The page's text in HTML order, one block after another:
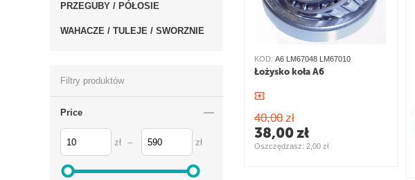
KOD: A6 LM67048 LM67010
Łożysko koła A6
40,00 zł
38,00zł
Oszczędzasz: 2,00 zł
PRZEGUBY / PÓŁOSIE
WAHACZE / TULEJE / SWORZNIE
Filtry produktów
Price
zł – zł